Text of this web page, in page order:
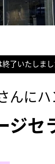
了いたしまし
に
セ